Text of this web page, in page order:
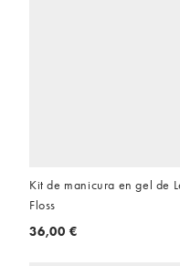
Kit de manicura en gel de
Floss
36,00 €